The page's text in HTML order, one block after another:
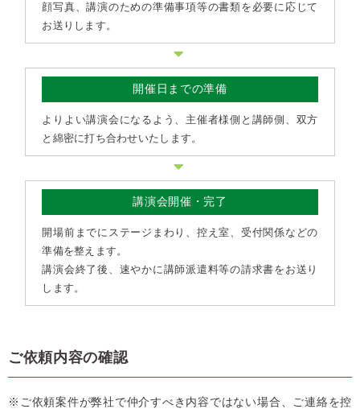
顔写真、講演のための準備事項等の書類を必要に応じて
お送りします。
開催日までの準備
よりよい講演会になるよう、主催者様側と講師側、双方
と綿密に打ち合わせいたします。
講演会開催・完了
開場前までにステージまわり、控え室、受付関係などの
準備を整えます。
講演会終了後、速やかに講師派遣料等の請求書をお送り
します。
ご依頼内容の確認
※ご依頼案件が弊社で仲介すべき内容ではない場合、ご連絡を控